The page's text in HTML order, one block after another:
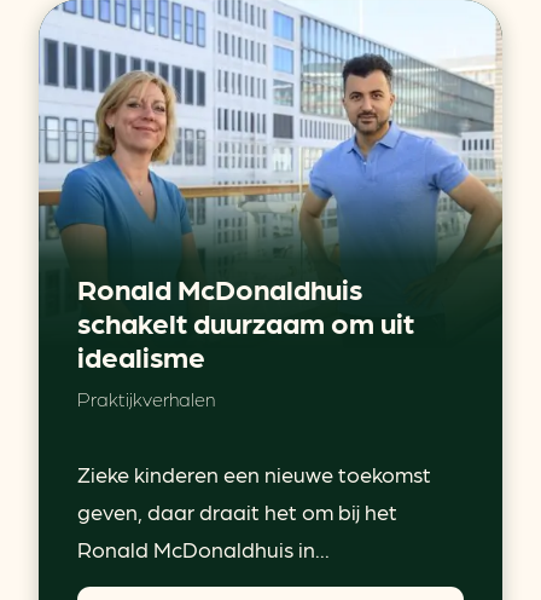
Ronald McDonaldhuis
schakelt duurzaam om uit
idealisme
Praktijkverhalen
Zieke kinderen een nieuwe toekomst
geven, daar draait het om bij het
Ronald McDonaldhuis in...